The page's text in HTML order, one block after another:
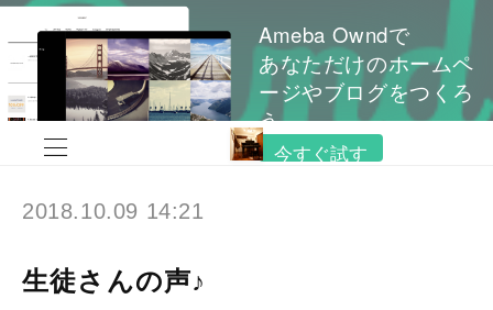
Ameba Owndで
あなただけのホームペ
ージやブログをつくろ
う
今すぐ試す
2018.10.09 14:21
生徒さんの声♪